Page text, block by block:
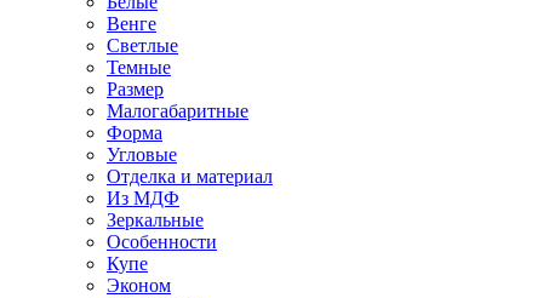
Венге
Светлые
Темные
Размер
Малогабаритные
Форма
Угловые
Отделка и материал
Из МДФ
Зеркальные
Особенности
Купе
Эконом